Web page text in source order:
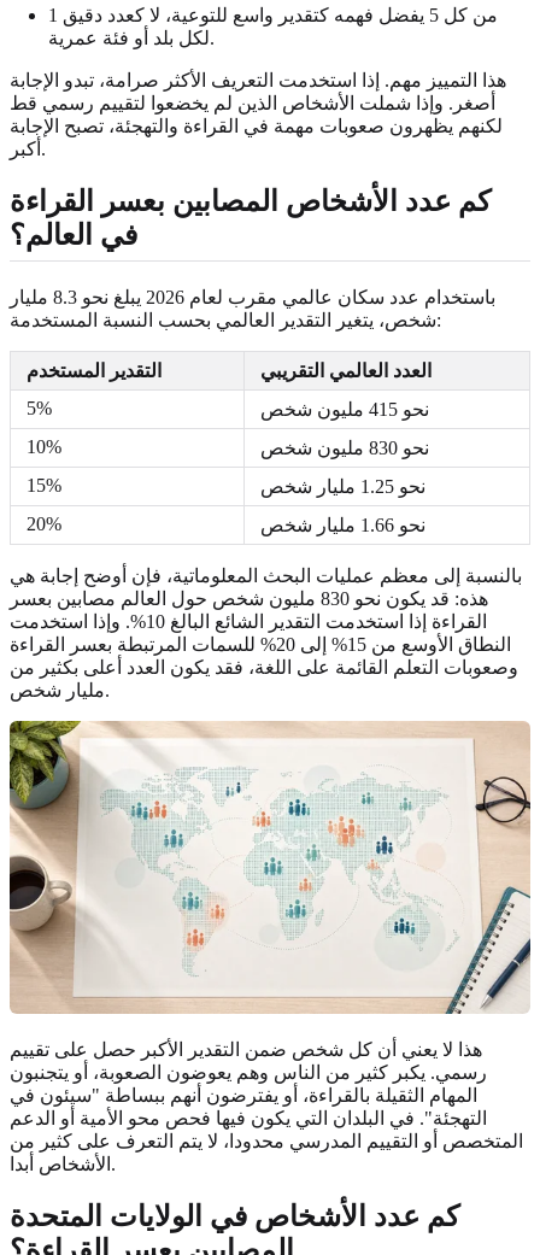
1 من كل 5 يفضل فهمه كتقدير واسع للتوعية، لا كعدد دقيق
لكل بلد أو فئة عمرية.
هذا التمييز مهم. إذا استخدمت التعريف الأكثر صرامة، تبدو الإجابة
أصغر. وإذا شملت الأشخاص الذين لم يخضعوا لتقييم رسمي قط
لكنهم يظهرون صعوبات مهمة في القراءة والتهجئة، تصبح الإجابة
أكبر.
كم عدد الأشخاص المصابين بعسر القراءة
في العالم؟
باستخدام عدد سكان عالمي مقرب لعام 2026 يبلغ نحو 8.3 مليار
شخص، يتغير التقدير العالمي بحسب النسبة المستخدمة:
التقدير المستخدم
العدد العالمي التقريبي
5%
نحو 415 مليون شخص
10%
نحو 830 مليون شخص
15%
نحو 1.25 مليار شخص
20%
نحو 1.66 مليار شخص
بالنسبة إلى معظم عمليات البحث المعلوماتية، فإن أوضح إجابة هي
هذه: قد يكون نحو 830 مليون شخص حول العالم مصابين بعسر
القراءة إذا استخدمت التقدير الشائع البالغ 10%. وإذا استخدمت
النطاق الأوسع من 15% إلى 20% للسمات المرتبطة بعسر القراءة
وصعوبات التعلم القائمة على اللغة، فقد يكون العدد أعلى بكثير من
مليار شخص.
هذا لا يعني أن كل شخص ضمن التقدير الأكبر حصل على تقييم
رسمي. يكبر كثير من الناس وهم يعوضون الصعوبة، أو يتجنبون
المهام الثقيلة بالقراءة، أو يفترضون أنهم ببساطة "سيئون في
التهجئة". في البلدان التي يكون فيها فحص محو الأمية أو الدعم
المتخصص أو التقييم المدرسي محدودا، لا يتم التعرف على كثير من
الأشخاص أبدا.
كم عدد الأشخاص في الولايات المتحدة